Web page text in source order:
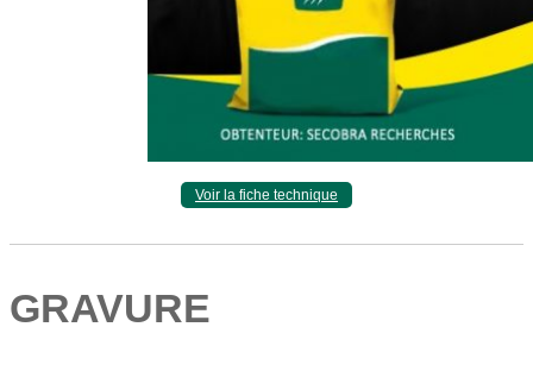
Voir la fiche technique
GRAVURE